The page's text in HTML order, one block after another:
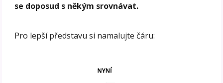
se doposud s někým srovnávat.
Pro lepší představu si namalujte čáru: